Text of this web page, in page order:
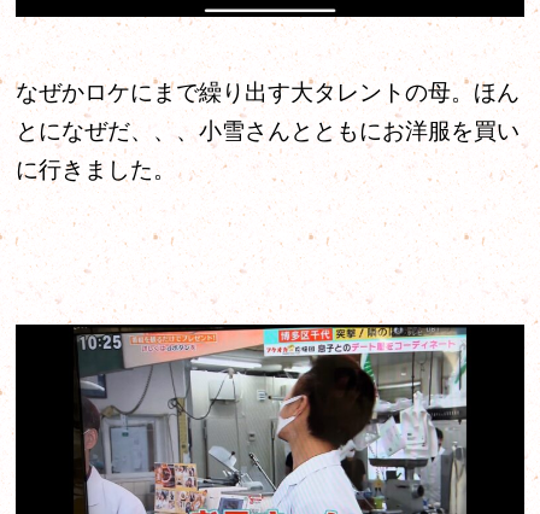
なぜかロケにまで繰り出す大タレントの母。ほん
とになぜだ、、、小雪さんとともにお洋服を買い
に行きました。